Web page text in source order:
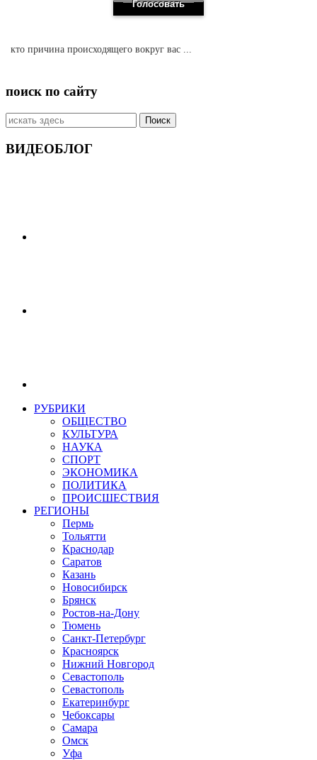
кто причина происходящего вокруг вас ...
поиск по сайту
Искать:
ВИДЕОБЛОГ
РУБРИКИ
ОБЩЕСТВО
КУЛЬТУРА
НАУКА
СПОРТ
ЭКОНОМИКА
ПОЛИТИКА
ПРОИСШЕСТВИЯ
РЕГИОНЫ
Пермь
Тольятти
Краснодар
Саратов
Казань
Новосибирск
Брянск
Ростов-на-Дону
Тюмень
Санкт-Петербург
Красноярск
Нижний Новгород
Севастополь
Севастополь
Екатеринбург
Чебоксары
Самара
Омск
Уфа